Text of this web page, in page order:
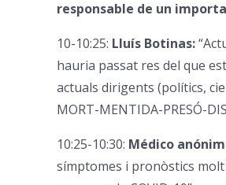
responsable de un
10-10:25: Lluís Botinas:
hauria passat res del que
actuals dirigents (polítics,
MORT-MENTIDA-PRESÓ-
10:25-10:30: Médico
símptomes i pronòstics